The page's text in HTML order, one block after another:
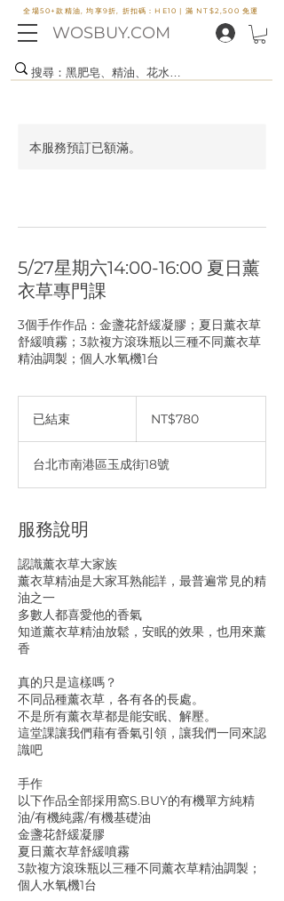
WOSBUY.COM
全場50+款精油, 均享9折, 折扣碼：HE10 | 滿 NT$2,500 免運
本服務預訂已額滿。
5/27星期六14:00-16:00 夏日薰
衣草專門課
3個手作作品：金盞花舒緩凝膠；夏日薰衣草
舒緩噴霧；3款複方滾珠瓶以三種不同薰衣草
精油調製；個人水氧機1台
已結束 NT$780
台北市南港區玉成街18號
服務說明
認識薰衣草大家族
薰衣草精油是大家耳熟能詳，最普遍常見的精
油之一
多數人都喜愛他的香氣
知道薰衣草精油放鬆，安眠的效果，也用來薰
香
真的只是這樣嗎？
不同品種薰衣草，各有各的長處。
不是所有薰衣草都是能安眠、解壓。
這堂課讓我們藉有香氣引領，讓我們一同來認
識吧
手作
以下作品全部採用窩S.BUY的有機單方純精
油/有機純露/有機基礎油
金盞花舒緩凝膠
夏日薰衣草舒緩噴霧
3款複方滾珠瓶以三種不同薰衣草精油調製；
個人水氧機1台